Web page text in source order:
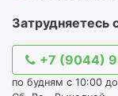
+7 (9044)
по будням с 10:00